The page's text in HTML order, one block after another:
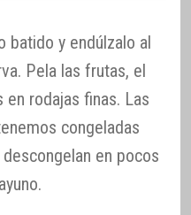
batido y endúlzalo al
Pela las frutas, el
en rodajas finas. Las
congeladas
en pocos